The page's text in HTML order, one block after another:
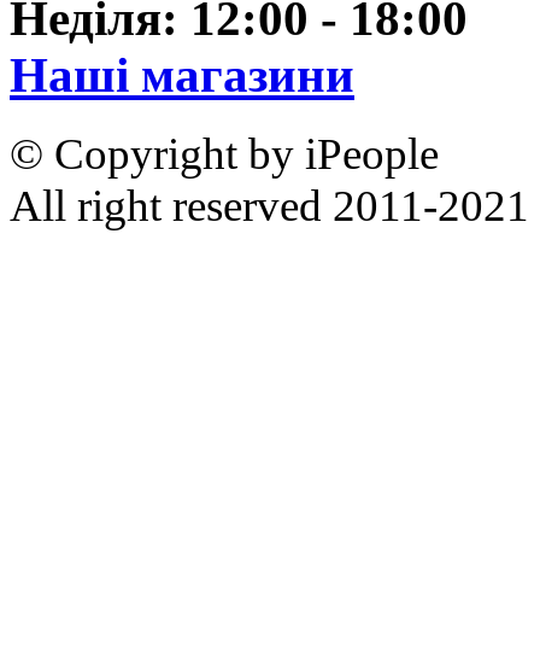
Неділя: 12:00 - 18:00
Наші магазини
© Copyright by iPeople
All right reserved 2011-2021